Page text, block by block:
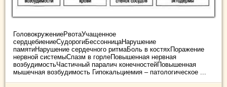
ГоловокружениеРвотаУчащенное
сердцебиениеСудорогиБессонницаНарушение
памятиНарушение сердечного ритмаБоль в костяхПоражение
нервной системыСпазм в горлеПовышенная нервная
возбудимостьЧастичный паралич конечностейПовышенная
мышечная возбудимость Гипокальциемия – патологическое ...